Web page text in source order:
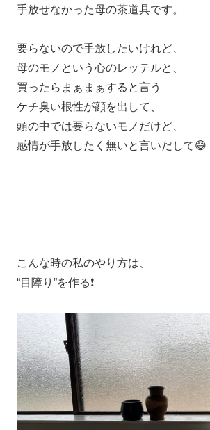
手放せなかった母の茶道具です。
要らないので手放したいけれど、
母のモノという心のレッテルと、
買ったらまぁまぁすると言う
ケチ臭い根性が顔を出して、
頭の中では要らないモノだけど、
感情が手放したく無いと言いだして😅
こんな時の私のやり方は、
“目障り”を作る❗️